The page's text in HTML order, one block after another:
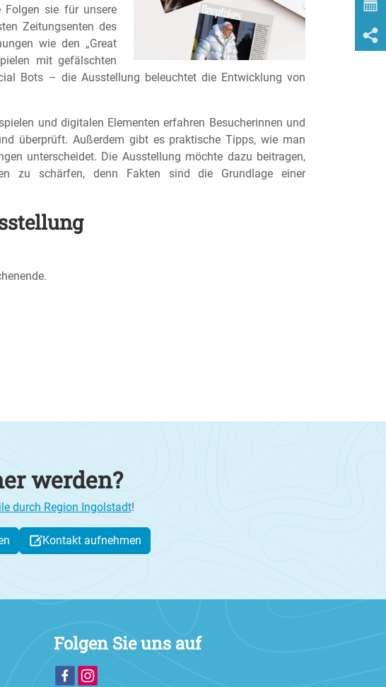
sie für unsere
Zeitungsenten des
wie den „Great
mit gefälschten
Bots – die Ausstellung beleuchtet die Entwicklung von
und digitalen Elementen erfahren Besucherinnen und
überprüft. Außerdem gibt es praktische Tipps, wie man
unterscheidet. Die Ausstellung möchte dazu beitragen,
zu schärfen, denn Fakten sind die Grundlage einer
werden?
durch Region Ingolstadt!
Kontakt aufnehmen
Folgen Sie uns auf